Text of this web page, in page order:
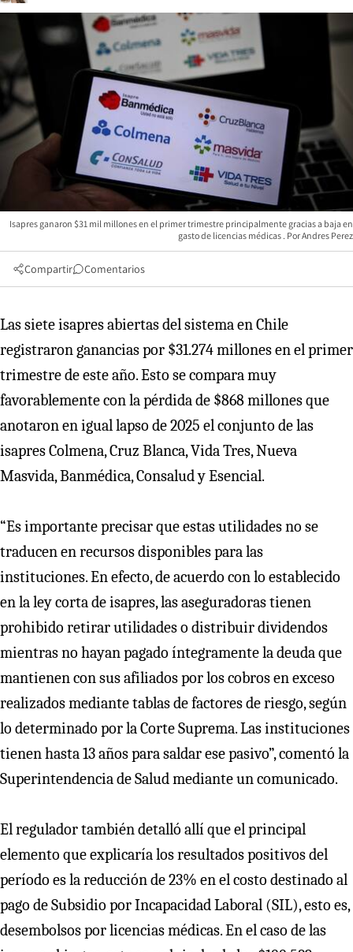
Isapres ganaron $31 mil millones en el primer trimestre principalmente gracias a baja en
gasto de licencias médicas
Andres Perez
Compartir Comentarios
Las siete isapres abiertas del sistema en Chile
registraron ganancias por $31.274 millones en el primer
trimestre de este año. Esto se compara muy
favorablemente con la pérdida de $868 millones que
anotaron en igual lapso de 2025 el conjunto de las
isapres Colmena, Cruz Blanca, Vida Tres, Nueva
Masvida, Banmédica, Consalud y Esencial.
“Es importante precisar que estas utilidades no se
traducen en recursos disponibles para las
instituciones. En efecto, de acuerdo con lo establecido
en la ley corta de isapres, las aseguradoras tienen
prohibido retirar utilidades o distribuir dividendos
mientras no hayan pagado íntegramente la deuda que
mantienen con sus afiliados por los cobros en exceso
realizados mediante tablas de factores de riesgo, según
lo determinado por la Corte Suprema. Las instituciones
tienen hasta 13 años para saldar ese pasivo”, comentó la
Superintendencia de Salud mediante un comunicado.
El regulador también detalló allí que el principal
elemento que explicaría los resultados positivos del
período es la reducción de 23% en el costo destinado al
pago de Subsidio por Incapacidad Laboral (SIL), esto es,
desembolsos por licencias médicas. En el caso de las